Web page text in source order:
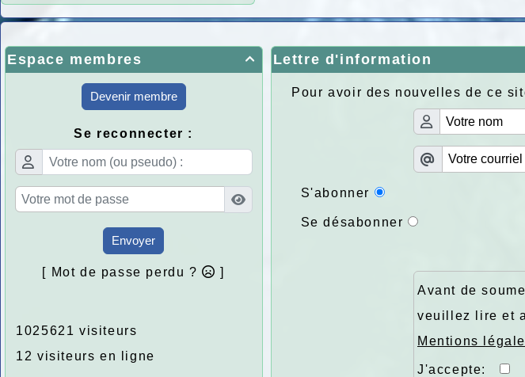

Espace membres
Devenir membre
Se reconnecter :
Envoyer
[ Mot de passe perdu ? ]
1025621 visiteurs
12 visiteurs en ligne
Lettre d'information
Pour avoir des nouvelles de ce
S'abonner
Se désabonner
Avant de
veuillez lire et
Mentions
J'accepte: